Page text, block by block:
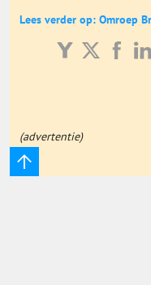
Basisonderwijs
ICT
Lees verder op: Omroep
(advertentie)